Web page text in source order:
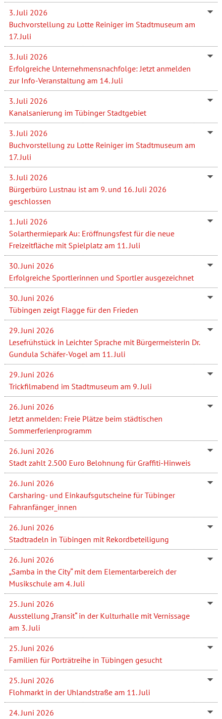
3. Juli 2026
Buchvorstellung zu Lotte Reiniger im Stadtmuseum am
17. Juli
3. Juli 2026
Erfolgreiche Unternehmensnachfolge: Jetzt anmelden
zur Info-Veranstaltung am 14. Juli
3. Juli 2026
Kanalsanierung im Tübinger Stadtgebiet
3. Juli 2026
Buchvorstellung zu Lotte Reiniger im Stadtmuseum am
17. Juli
3. Juli 2026
Bürgerbüro Lustnau ist am 9. und 16. Juli 2026
geschlossen
1. Juli 2026
Solarthermiepark Au: Eröffnungsfest für die neue
Freizeitfläche mit Spielplatz am 11. Juli
30. Juni 2026
Erfolgreiche Sportlerinnen und Sportler ausgezeichnet
30. Juni 2026
Tübingen zeigt Flagge für den Frieden
29. Juni 2026
Lesefrühstück in Leichter Sprache mit Bürgermeisterin Dr.
Gundula Schäfer-Vogel am 11. Juli
29. Juni 2026
Trickfilmabend im Stadtmuseum am 9. Juli
26. Juni 2026
Jetzt anmelden: Freie Plätze beim städtischen
Sommerferienprogramm
26. Juni 2026
Stadt zahlt 2.500 Euro Belohnung für Graffiti-Hinweis
26. Juni 2026
Carsharing- und Einkaufsgutscheine für Tübinger
Fahranfänger_innen
26. Juni 2026
Stadtradeln in Tübingen mit Rekordbeteiligung
26. Juni 2026
„Samba in the City“ mit dem Elementarbereich der
Musikschule am 4. Juli
25. Juni 2026
Ausstellung „Transit“ in der Kulturhalle mit Vernissage
am 3. Juli
25. Juni 2026
Familien für Porträtreihe in Tübingen gesucht
25. Juni 2026
Flohmarkt in der Uhlandstraße am 11. Juli
24. Juni 2026